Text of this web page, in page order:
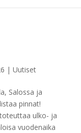
| Uutiset
Salossa ja
pinnat!
ulko- ja
vuodenaika